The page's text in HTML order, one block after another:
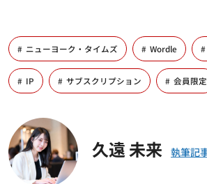
ニューヨーク・タイムズ Wordle
IP サブスクリプション 会員限定
久遠 未来